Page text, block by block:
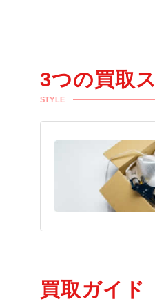
3つの買取
STYLE
買取ガイド